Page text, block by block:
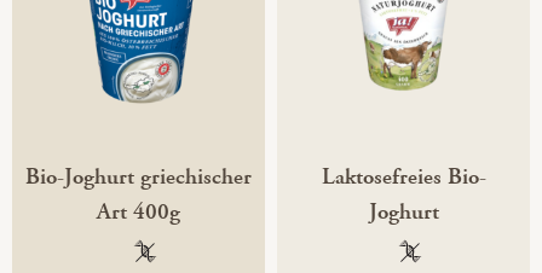
Bio-Joghurt griechischer
Art 400g
100 % gentechnikfrei
Laktosefreies Bio-
Joghurt
100 %